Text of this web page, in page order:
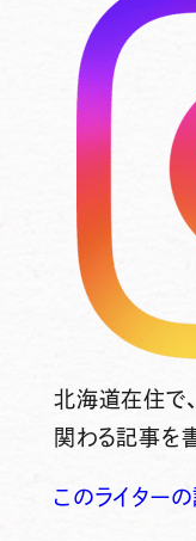
北海道在住で
関わる記事を
このライター